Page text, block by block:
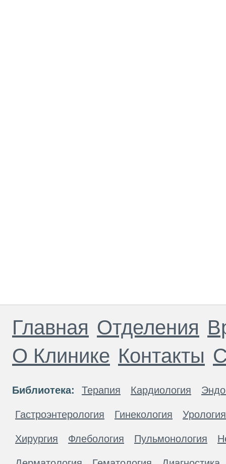
Главная Отделения
О Клинике Контакты
Библиотека: Терапия Кардиология
Гастроэнтерология Гинекология Урология
Хирургия Флебология Пульмонология